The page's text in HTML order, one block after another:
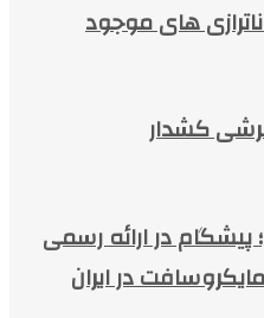
های موجود
کشدار
در ارائه رسمی
در ایران